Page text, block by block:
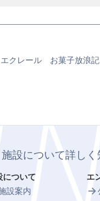
エクレール お菓子放浪記
施設について詳しく
について
設案内
エ